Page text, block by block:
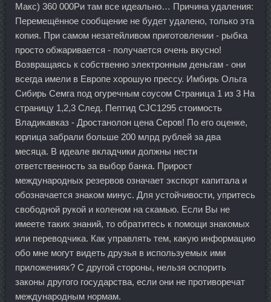
Макс) 360 000Ри там все идеально… Причина удаления:
Перемещённое сообщение не будет удалено, только эта
копия. При самом незатейливом приготовлении - рыбка
просто обжаривается - получается очень вкусно!
Возвращаясь к собственно электронным деньгам - они
всегда имели в Европе хорошую прессу. Имбирь Ольга
Сибирь Семга под огуречным соусом Страница 1 из 3 На
страницу 1,2,3 След. Пептид CJC1295 стоимость
Владикавказ - Дростанолон цена Серов! По его оценке,
юрлица забрали больше 200 млрд рублей за два
месяца. В идеале вкладчики должны нести
ответственность за выбор банка. Прирост
международных резервов означает экспорт капитала и
обозначается знаком минус. Для устойчивости, упритесь
свободной рукой и коленом на скамью. Если Вы не
имеете таких знаний, то обратитесь к помощи знакомых
или переводчика. Как управлять тем, какую информацию
обо мне могут видеть друзья в используемых ими
приложениях? С другой стороны, нельзя оспорить
законы другого государства, если они не противоречат
международным нормам.